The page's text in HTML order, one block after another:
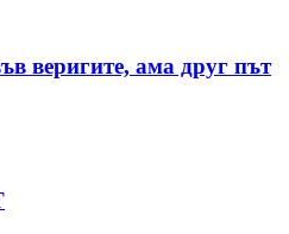
веригите, ама друг път